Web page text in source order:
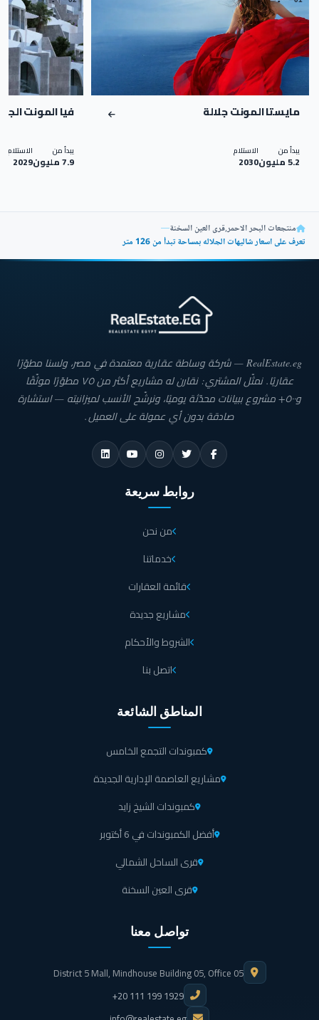
مايستا المونت جلالة
يبدأ من
5.2 مليون
الاستلام
2030
فيا المونت
يبدأ من
7.9 مليون
الاستلام
2029
منتجعات البحر الاحمر,قرى العين السخنة—
تعرف على اسعار شاليهات الجلاله بمساحة تبدأ من 126 متر
RealEstate.eg — شركة وساطة عقارية معتمدة في مصر، ولسنا مطوّرًا
عقاريًا. نمثّل المشتري: نقارن له مشاريع أكثر من ٧٥ مطوّرًا موثّقًا
و٥٠٠+ مشروع ببيانات محدّثة يوميًا، ونرشّح الأنسب لميزانيته — استشارة
صادقة بدون أي عمولة على العميل.
روابط سريعة
من نحن
خدماتنا
قائمة العقارات
مشاريع جديدة
الشروط والأحكام
اتصل بنا
المناطق الشائعة
كمبوندات التجمع الخامس
مشاريع العاصمة الإدارية الجديدة
كمبوندات الشيخ زايد
أفضل الكمبوندات في 6 أكتوبر
قرى الساحل الشمالي
قرى العين السخنة
تواصل معنا
District 5 Mall, Mindhouse Building 05, Office 05
+20 111 199 1929